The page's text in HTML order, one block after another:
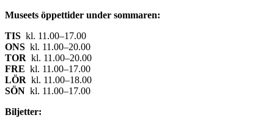
Museets öppettider under sommaren:
TIS kl. 11.00–17.00
ONS kl. 11.00–20.00
TOR kl. 11.00–20.00
FRE kl. 11.00–17.00
LÖR kl. 11.00–18.00
SÖN kl. 11.00–17.00
Biljetter: